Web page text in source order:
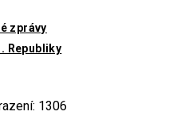
zprávy
Republiky
1306